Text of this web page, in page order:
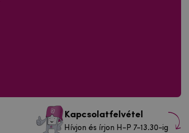
Kapcsolatfelvétel
Hívjon és írjon H-P 7-13.30-ig